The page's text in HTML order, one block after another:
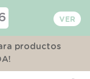
productos